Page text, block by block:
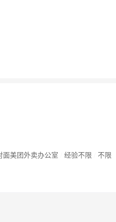
面美团外卖办公室 经验不限 不限